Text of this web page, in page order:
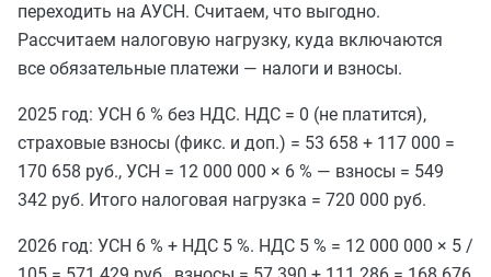
переходить на АУСН. Считаем, что выгодно.
Рассчитаем налоговую нагрузку, куда включаются
все обязательные платежи — налоги и взносы.
2025 год: УСН 6 % без НДС. НДС = 0 (не платится),
страховые взносы (фикс. и доп.) = 53 658 + 117 000 =
170 658 руб., УСН = 12 000 000 × 6 % — взносы = 549
342 руб. Итого налоговая нагрузка = 720 000 руб.
2026 год: УСН 6 % + НДС 5 %. НДС 5 % = 12 000 000 × 5 /